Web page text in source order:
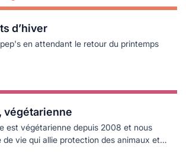
d’hiver
en attendant le retour du printemps
végétarienne
est végétarienne depuis 2008 et nous
de vie qui allie protection des animaux et